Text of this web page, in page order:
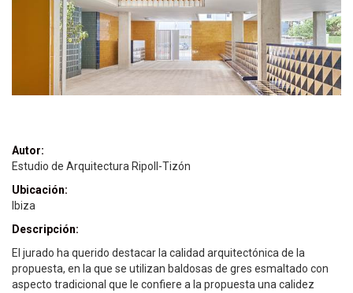
Autor:
Estudio de Arquitectura Ripoll-Tizón
Ubicación:
Ibiza
Descripción:
El jurado ha querido destacar la calidad arquitectónica de la
propuesta, en la que se utilizan baldosas de gres esmaltado con
aspecto tradicional que le confiere a la propuesta una calidez